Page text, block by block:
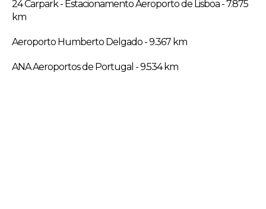
24 Carpark - Estacionamento Aeroporto de Lisboa - 7.875
km
Aeroporto Humberto Delgado - 9.367 km
ANA Aeroportos de Portugal - 9.534 km